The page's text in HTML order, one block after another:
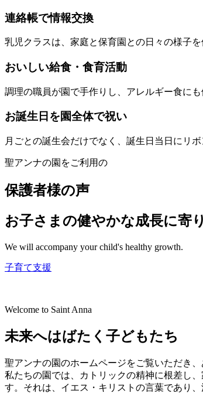
連絡帳で情報交換
乳児クラスは、家庭と保育園との日々の様子
おいしい給食・食育活動
調理の職員が園で手作りし、アレルギー食に
お誕生日を園全体で祝い
月ごとの誕生会だけでなく、誕生日当日にリ
聖アンナの園をご利用の
保護者様の声
お子さまの健やかな成長に寄
We will accompany your child's healthy growth.
子育て支援
Welcome to Saint Anna
未来へはばたく子どもたち
聖アンナの園のホームページをご覧いただき、
私たちの園では、カトリックの精神に根差し
す。それは、イエス・キリストの言葉であり